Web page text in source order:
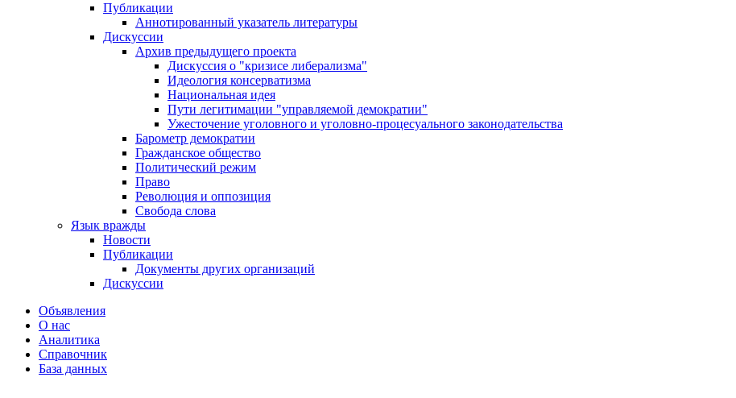
Публикации
Аннотированный указатель литературы
Дискуссии
Архив предыдущего проекта
Дискуссия о "кризисе либерализма"
Идеология консерватизма
Национальная идея
Пути легитимации "управляемой демократии"
Ужесточение уголовного и уголовно-процесуального законодательства
Барометр демократии
Гражданское общество
Политический режим
Право
Революция и оппозиция
Свобода слова
Язык вражды
Новости
Публикации
Документы других организаций
Дискуссии
Объявления
О нас
Аналитика
Справочник
База данных